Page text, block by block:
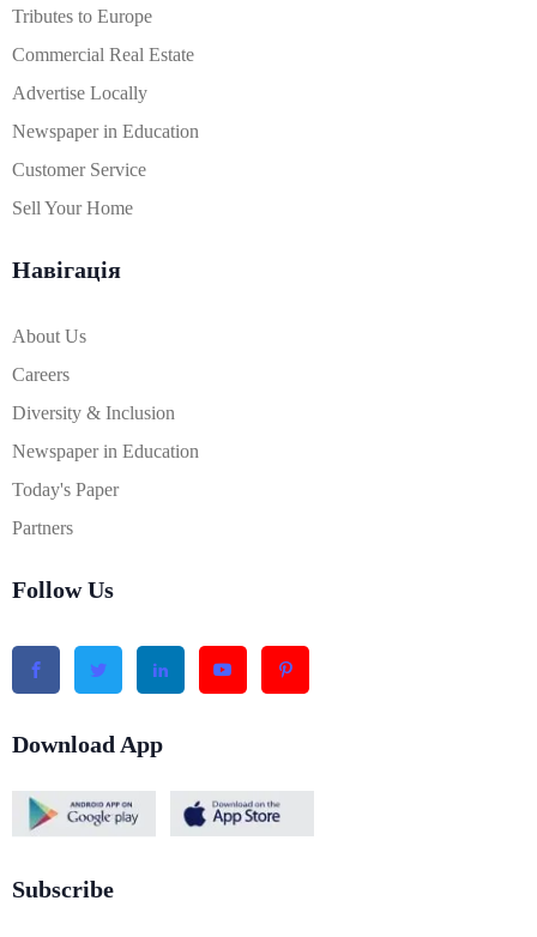
Tributes to Europe
Commercial Real Estate
Advertise Locally
Newspaper in Education
Customer Service
Sell Your Home
Навігація
About Us
Careers
Diversity & Inclusion
Newspaper in Education
Today's Paper
Partners
Follow Us
Download App
Subscribe